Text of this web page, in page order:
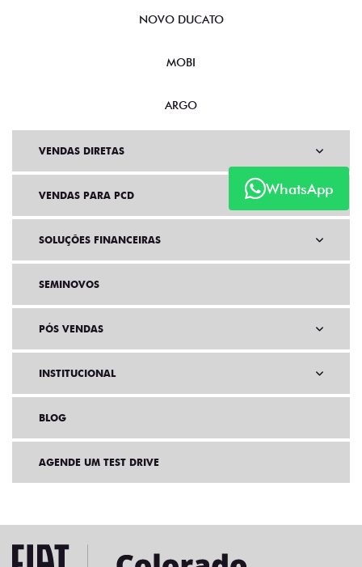
WhatsApp
NOVO DUCATO
MOBI
ARGO
VENDAS DIRETAS
VENDAS PARA PCD
SOLUÇÕES FINANCEIRAS
SEMINOVOS
PÓS VENDAS
INSTITUCIONAL
BLOG
AGENDE UM TEST DRIVE